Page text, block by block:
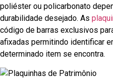
poliéster ou policarbonato
durabilidade desejado. As
código de barras exclusivos
afixadas permitindo identificar
determinado item se encontra.